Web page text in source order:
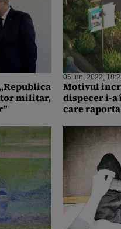
militar,
05 Iun. 2022,
Motivul
dispecer i-
care